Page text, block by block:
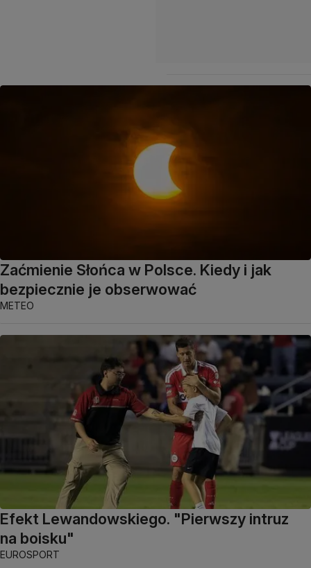
Zaćmienie Słońca w Polsce. Kiedy i jak
bezpiecznie je obserwować
METEO
Efekt Lewandowskiego. "Pierwszy intruz
na boisku"
EUROSPORT